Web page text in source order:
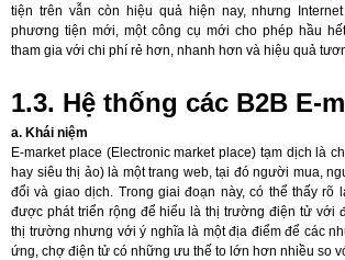
tiện trên vẫn còn hiệu quả hiện nay, nhưng
phương tiện mới, một công cụ mới cho phép hầu
tham gia với chi phí rẻ hơn, nhanh hơn và hiệu quả
1.3. Hệ thống các B2B E-
a. Khái niệm
E-market place (Electronic market place) tạm dịch là
hay siêu thị ảo) là một trang web, tại đó người mua,
đổi và giao dịch. Trong giai đoạn này, có thể thấy rõ
được phát triển rộng để hiểu là thị trường điện tử với
thị trường nhưng với ý nghĩa là một địa điểm để các
ứng, chợ điện tử có những ưu thế to lớn hơn nhiều so